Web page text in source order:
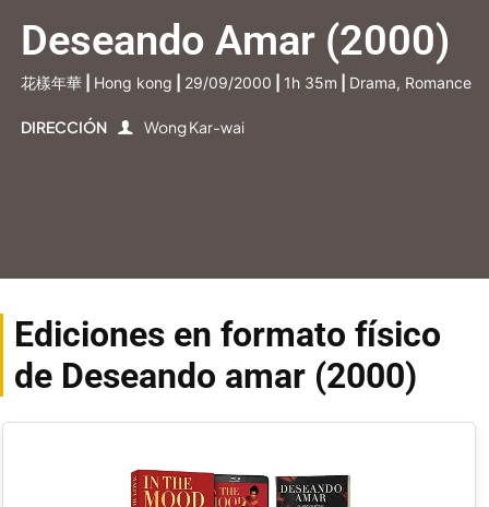
Deseando Amar (2000)
花樣年華 Hong kong 29/09/2000 1h 35m Drama, Romance
DIRECCIÓN Wong Kar-wai
Ediciones en formato físico
de Deseando amar (2000)